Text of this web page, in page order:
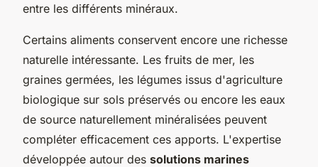
entre les différents minéraux.
Certains aliments conservent encore une richesse
naturelle intéressante. Les fruits de mer, les
graines germées, les légumes issus d'agriculture
biologique sur sols préservés ou encore les eaux
de source naturellement minéralisées peuvent
compléter efficacement ces apports. L'expertise
développée autour des solutions marines